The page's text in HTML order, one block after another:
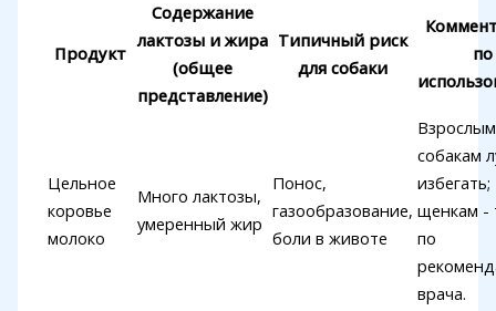
Продукт
Содержание
лактозы и жира
(общее
представление)
Типичный риск
для собаки
по
Цельное
коровье
молоко
Много лактозы,
умеренный жир
Понос,
газообразование,
боли в животе
Взрослым
собакам
избегать;
щенкам -
по
врача.